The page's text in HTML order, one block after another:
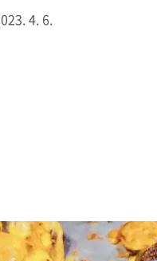
4. 6.